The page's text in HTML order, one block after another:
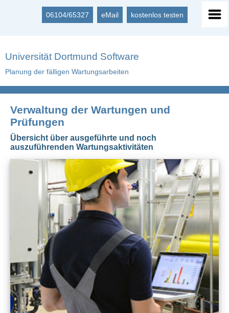
06104/65327 eMail kostenlos testen
Universität Dortmund Software
Planung der fälligen Wartungsarbeiten
Verwaltung der Wartungen und
Prüfungen
Übersicht über ausgeführte und noch
auszuführenden Wartungsaktivitäten